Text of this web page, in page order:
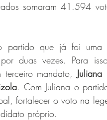
somaram 41.594
partido que já foi uma
duas vezes. Para
mandato, Juliana
. Com Juliana o
fortalecer o voto na
próprio.